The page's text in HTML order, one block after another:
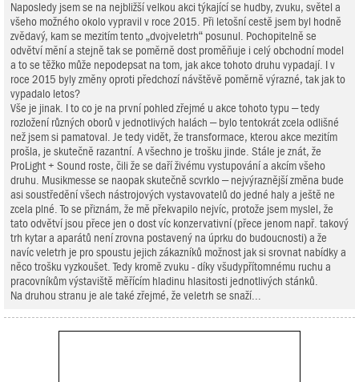
Naposledy jsem se na nejbližší velkou akci týkající se hudby, zvuku, světel a
všeho možného okolo vypravil v roce 2015. Při letošní cestě jsem byl hodně
zvědavý, kam se mezitím tento „dvojveletrh“ posunul. Pochopitelně se
odvětví mění a stejně tak se poměrně dost proměňuje i celý obchodní model
a to se těžko může nepodepsat na tom, jak akce tohoto druhu vypadají. I v
roce 2015 byly změny oproti předchozí návštěvě poměrně výrazné, tak jak to
vypadalo letos?
Vše je jinak. I to co je na první pohled zřejmé u akce tohoto typu – tedy
rozložení různých oborů v jednotlivých halách – bylo tentokrát zcela odlišné
než jsem si pamatoval. Je tedy vidět, že transformace, kterou akce mezitím
prošla, je skutečně razantní. A všechno je trošku jinde. Stále je znát, že
ProLight + Sound roste, čili že se daří živému vystupování a akcím všeho
druhu. Musikmesse se naopak skutečně scvrklo – nejvýraznější změna bude
asi soustředění všech nástrojových vystavovatelů do jedné haly a ještě ne
zcela plné. To se přiznám, že mě překvapilo nejvíc, protože jsem myslel, že
tato odvětví jsou přece jen o dost víc konzervativní (přece jenom např. takový
trh kytar a aparátů není zrovna postavený na úprku do budoucnosti) a že
navíc veletrh je pro spoustu jejich zákazníků možnost jak si srovnat nabídky a
něco trošku vyzkoušet. Tedy kromě zvuku - díky všudypřítomnému ruchu a
pracovníkům výstaviště měřícím hladinu hlasitosti jednotlivých stánků.
Na druhou stranu je ale také zřejmé, že veletrh se snaží...